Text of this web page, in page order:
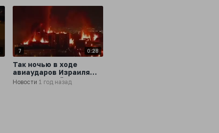
7 0:28
Так ночью в ходе
авиаударов Израиля
выглядел Бейрут,
который раньше
Новости 1 год назад